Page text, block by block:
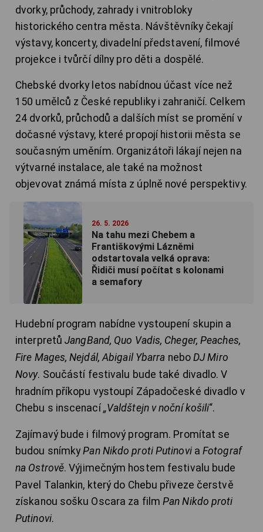
dvorky, průchody, zahrady i vnitrobloky
historického centra města. Návštěvníky čekají
výstavy, koncerty, divadelní představení, filmové
projekce i tvůrčí dílny pro děti a dospělé.
Chebské dvorky letos nabídnou účast více než
150 umělců z České republiky i zahraničí. Celkem
24 dvorků, průchodů a dalších míst se promění v
dočasné výstavy, které propojí historii města se
současným uměním. Organizátoři lákají nejen na
výtvarné instalace, ale také na možnost
objevovat známá místa z úplně nové perspektivy.
26. 5. 2026
Na tahu mezi Chebem a
Františkovými Lázněmi
odstartovala velká oprava:
Řidiči musí počítat s kolonami
a semafory
Hudební program nabídne vystoupení skupin a
interpretůJangBand, Quo Vadis, Cheger, Peaches,
Fire Mages, Nejdál, Abigail Ybarra neboDJ Miro
Novy. Součástí festivalu bude také divadlo. V
hradním příkopu vystoupí Západočeské divadlo v
Chebu s inscenací„Valdštejn v noční košili“.
Zajímavý bude i filmový program. Promítat se
budou snímkyPan Nikdo proti PutinoviaFotograf
na Ostrově. Výjimečným hostem festivalu bude
Pavel Talankin, který do Chebu přiveze čerstvě
získanou sošku Oscara za filmPan Nikdo proti
Putinovi.